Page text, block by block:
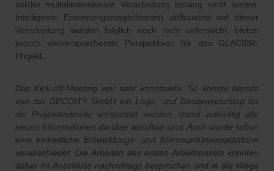
solche multidimensionale Verarbeitung bislang nicht leisten.
Intelligente Erkennungsmöglichkeiten aufbauend auf dieser
Verarbeitung wurden folglich noch nicht untersucht, bieten
jedoch vielversprechende Perspektiven für das GLACIER-
Projekt.
Das Kick-off-Meeting war sehr konstruktiv. So konnte bereits
von der DECOIT ®
GmbH ein Logo- und Designvorschlag für
die Projektwebseite vorgestellt werden, damit zukünftig alle
neuen Informationen darüber abrufbar sind. Auch wurde schon
eine einheitliche Entwicklungs- und Kommunikationsplattform
verabschiedet. Die Arbeiten des ersten Arbeitspakets konnten
daher im Anschluss nachmittags besprochen und in die Wege